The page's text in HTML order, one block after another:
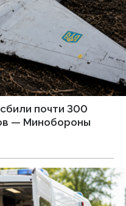
почти 300
— Минобороны